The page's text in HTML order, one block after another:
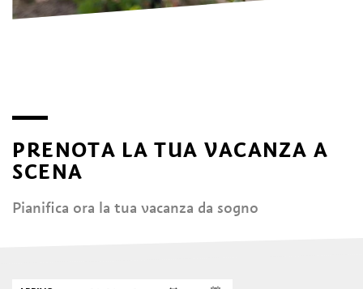
PRENOTA LA TUA VACANZA A
SCENA
Pianifica ora la tua vacanza da sogno